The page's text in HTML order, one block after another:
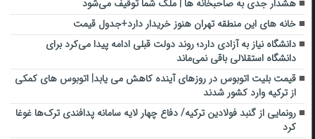
هشدار جدی به صاحبخانه ها | ملک شما توقیف می‌شود
خانه های این منطقه تهران هنوز خریدار دارد+جدول قیمت
دانشگاه نیاز به آزادی دارد؛ روند دولت قبلی ادامه پیدا می‌کرد برای
دانشگاه استقلالی باقی نمی‌ماند
قیمت بلیت اتوبوس در روزهای آینده کاهش می یابد| اتوبوس های کمکی
از ترکیه وارد کشور شدند
رونمایی از گنبد فولادین ترکیه/ دفاع چهار لایه سامانه پدافندی ترک‌ها غوغا
کرد